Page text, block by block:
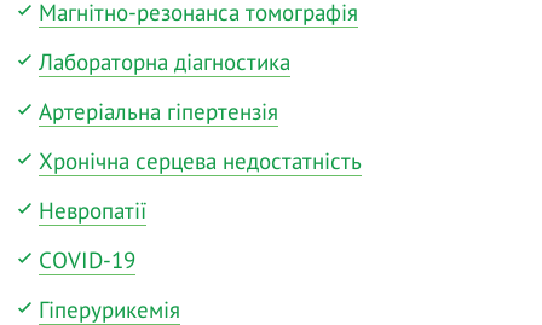
Магнітно-резонанса томографія
Лабораторна діагностика
Артеріальна гіпертензія
Хронічна серцева недостатність
Невропатії
COVID-19
Гіперурикемія